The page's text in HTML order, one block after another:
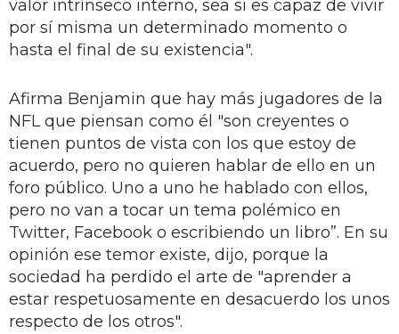
valor intrínseco interno, sea si es capaz de vivir
por sí misma un determinado momento o
hasta el final de su existencia".
Afirma Benjamin que hay más jugadores de la
NFL que piensan como él "son creyentes o
tienen puntos de vista con los que estoy de
acuerdo, pero no quieren hablar de ello en un
foro público. Uno a uno he hablado con ellos,
pero no van a tocar un tema polémico en
Twitter, Facebook o escribiendo un libro”. En su
opinión ese temor existe, dijo, porque la
sociedad ha perdido el arte de "aprender a
estar respetuosamente en desacuerdo los unos
respecto de los otros".